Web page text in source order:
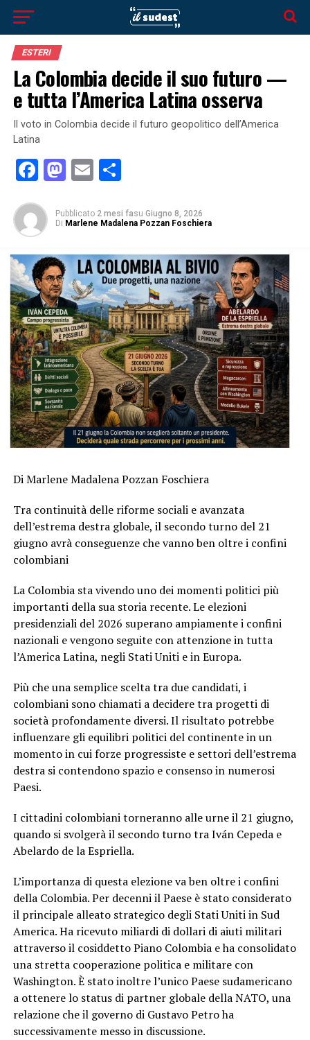
ESTERI
La Colombia decide il suo futuro —
e tutta l’America Latina osserva
Il voto in Colombia decide il futuro geopolitico dell’America
Latina
Facebook
Mastodon
EmailCondividi
Pubblicato 2 mesi fasu Giugno 8, 2026
Di Marlene Madalena Pozzan Foschiera
Di Marlene Madalena Pozzan Foschiera
Tra continuità delle riforme sociali e avanzata
dell’estrema destra globale, il secondo turno del 21
giugno avrà conseguenze che vanno ben oltre i confini
colombiani
La Colombia sta vivendo uno dei momenti politici più
importanti della sua storia recente. Le elezioni
presidenziali del 2026 superano ampiamente i confini
nazionali e vengono seguite con attenzione in tutta
l’America Latina, negli Stati Uniti e in Europa.
Più che una semplice scelta tra due candidati, i
colombiani sono chiamati a decidere tra progetti di
società profondamente diversi. Il risultato potrebbe
influenzare gli equilibri politici del continente in un
momento in cui forze progressiste e settori dell’estrema
destra si contendono spazio e consenso in numerosi
Paesi.
I cittadini colombiani torneranno alle urne il 21 giugno,
quando si svolgerà il secondo turno tra Iván Cepeda e
Abelardo de la Espriella.
L’importanza di questa elezione va ben oltre i confini
della Colombia. Per decenni il Paese è stato considerato
il principale alleato strategico degli Stati Uniti in Sud
America. Ha ricevuto miliardi di dollari di aiuti militari
attraverso il cosiddetto Piano Colombia e ha consolidato
una stretta cooperazione politica e militare con
Washington. È stato inoltre l’unico Paese sudamericano
a ottenere lo status di partner globale della NATO, una
relazione che il governo di Gustavo Petro ha
successivamente messo in discussione.